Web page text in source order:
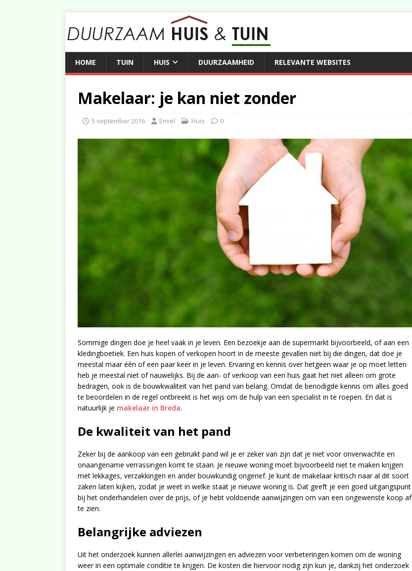
HOME TUIN HUIS DUURZAAMHEID RELEVANTE WEBSITES
Makelaar: je kan niet zonder
5 september 2016 Emiel Huis 0
Sommige dingen doe je heel vaak in je leven. Een bezoekje aan de supermarkt bijvoorbeeld, of aan een
kledingboetiek. Een huis kopen of verkopen hoort in de meeste gevallen niet bij die dingen, dat doe je
meestal maar één of een paar keer in je leven. Ervaring en kennis over hetgeen waar je op moet letten
heb je meestal niet of nauwelijks. Bij de aan- of verkoop van een huis gaat het niet alleen om grote
bedragen, ook is de bouwkwaliteit van het pand van belang. Omdat de benodigde kennis om alles goed
te beoordelen in de regel ontbreekt is het wijs om de hulp van een specialist in te roepen. En dat is
natuurlijk je makelaar in Breda.
De kwaliteit van het pand
Zeker bij de aankoop van een gebruikt pand wil je er zeker van zijn dat je niet voor onverwachte en
onaangename verrassingen komt te staan. Je nieuwe woning moet bijvoorbeeld niet te maken krijgen
met lekkages, verzakkingen en ander bouwkundig ongerief. Je kunt de makelaar kritisch naar al dit soort
zaken laten kijken, zodat je weet in welke staat je nieuwe woning is. Dat geeft je een goed uitgangspunt
bij het onderhandelen over de prijs, of je hebt voldoende aanwijzingen om van een ongewenste koop af
te zien.
Belangrijke adviezen
Uit het onderzoek kunnen allerlei aanwijzingen en adviezen voor verbeteringen komen om de woning
weer in een optimale conditie te krijgen. De kosten die hiervoor nodig zijn kun je, dankzij het onderzoek